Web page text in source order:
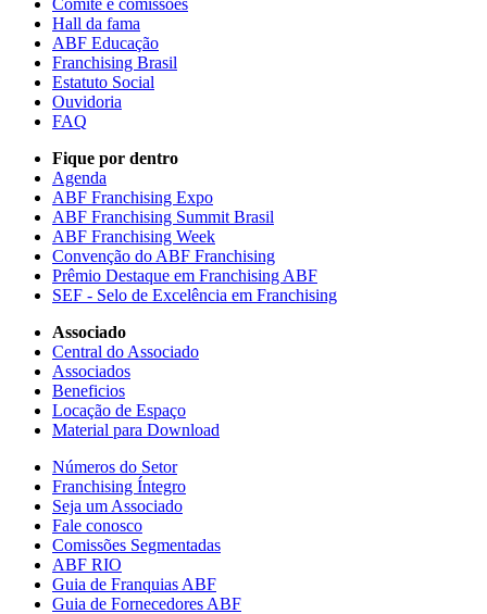
Hall da fama
ABF Educação
Franchising Brasil
Estatuto Social
Ouvidoria
FAQ
Fique por dentro
Agenda
ABF Franchising Expo
ABF Franchising Summit Brasil
ABF Franchising Week
Convenção do ABF Franchising
Prêmio Destaque em Franchising ABF
SEF - Selo de Excelência em Franchising
Associado
Central do Associado
Associados
Beneficios
Locação de Espaço
Material para Download
Números do Setor
Franchising Íntegro
Seja um Associado
Fale conosco
Comissões Segmentadas
ABF RIO
Guia de Franquias ABF
Guia de Fornecedores ABF